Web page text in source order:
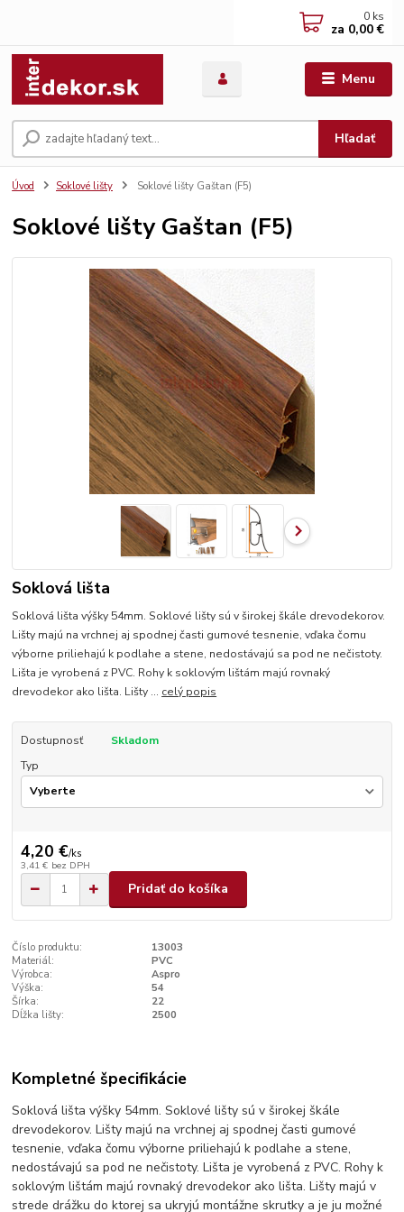
Menu
Hľadať
0 ks
za 0,00 €
Úvod Soklové lišty Soklové lišty Gaštan (F5)
Soklové lišty Gaštan (F5)
Soklová lišta
Soklová lišta výšky 54mm. Soklové lišty sú v širokej škále drevodekorov.
Lišty majú na vrchnej aj spodnej časti gumové tesnenie, vďaka čomu
výborne priliehajú k podlahe a stene, nedostávajú sa pod ne nečistoty.
Lišta je vyrobená z PVC. Rohy k soklovým lištám majú rovnaký
drevodekor ako lišta. Lišty ... celý popis
Dostupnosť
Skladom
Typ
4,20 €/ks
3,41 € bez DPH
Pridať do košíka
Číslo produktu:
13003
Materiál:
PVC
Výrobca:
Aspro
Výška:
54
Šírka:
22
Dĺžka lišty:
2500
Kompletné špecifikácie
Soklová lišta výšky 54mm. Soklové lišty sú v širokej škále
drevodekorov. Lišty majú na vrchnej aj spodnej časti gumové
tesnenie, vďaka čomu výborne priliehajú k podlahe a stene,
nedostávajú sa pod ne nečistoty. Lišta je vyrobená z PVC. Rohy k
soklovým lištám majú rovnaký drevodekor ako lišta. Lišty majú v
strede drážku do ktorej sa ukryjú montážne skrutky a je ju možné